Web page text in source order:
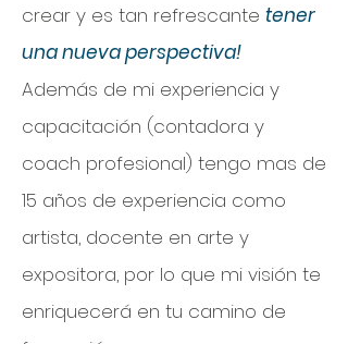
crear y es tan refrescante tener
una nueva perspectiva!
Además de mi experiencia y
capacitación (contadora y
coach profesional) tengo mas de
15 años de experiencia como
artista, docente en arte y
expositora, por lo que mi visión te
enriquecerá en tu camino de